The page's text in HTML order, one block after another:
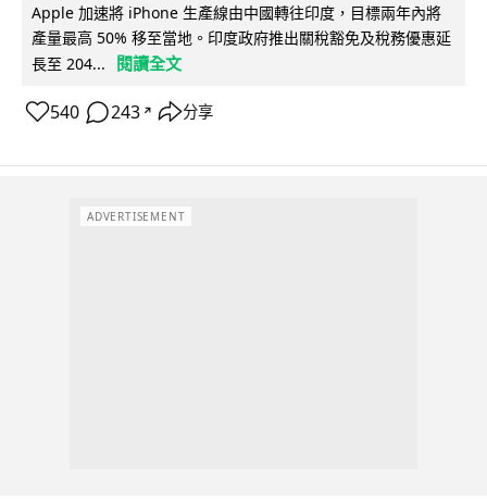
Apple 加速將 iPhone 生產線由中國轉往印度，目標兩年內將
產量最高 50% 移至當地。印度政府推出關稅豁免及稅務優惠延
長至 204...
閱讀全文
540 243 ↗ 分享
ADVERTISEMENT